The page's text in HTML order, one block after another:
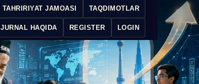
TAHRIRIYAT JAMOASI TAQDIMOTLAR
JURNAL HAQIDA REGISTER LOGIN